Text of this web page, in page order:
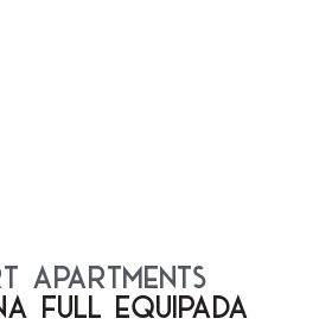
APARTMENTS
FULL EQUIPADA